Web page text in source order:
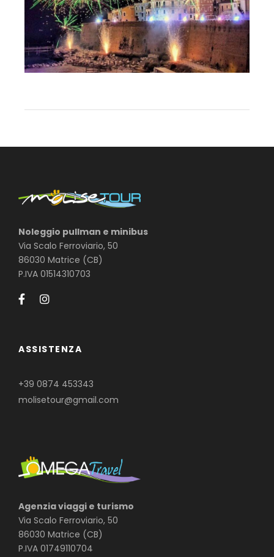
Noleggio pullman e minibus
Via Scalo Ferroviario, 50
86030 Matrice (CB)
P.IVA 01514310703
ASSISTENZA
+39 0874 453343
molisetour@gmail.com
Agenzia viaggi e turismo
Via Scalo Ferroviario, 50
86030 Matrice (CB)
P.IVA 01749110704